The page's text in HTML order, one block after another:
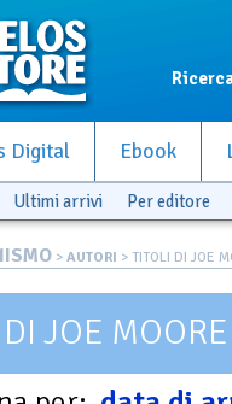
Digital Ebook
Ultimi arrivi Per editore
> AUTORI > TITOLI DI JOE
JOE MOORE